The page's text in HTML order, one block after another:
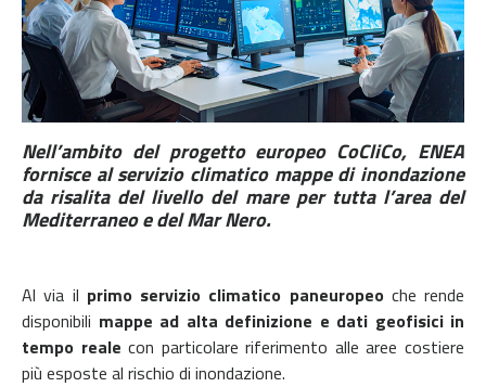
Nell’ambito del progetto europeo CoCliCo, ENEA
fornisce al servizio climatico mappe di inondazione
da risalita del livello del mare per tutta l’area del
Mediterraneo e del Mar Nero.
Al via il primo servizio climatico paneuropeoche rende
disponibili mappe ad alta definizione e dati geofisici in
tempo reale con particolare riferimento alle aree costiere
più esposte al rischio di inondazione.